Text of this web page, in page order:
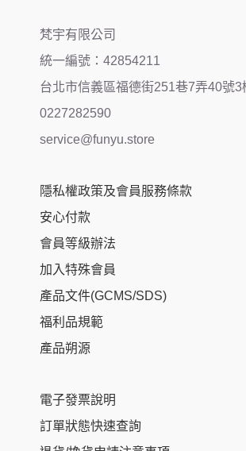
梵宇有限公司
統一編號：42854211
台北市信義區福德街251巷7弄40號3
0227282590
service@funyu.store
隱私權政策及會員服務條款
安心付款
會員等級辦法
加入特殊會員
產品文件(GCMS/SDS)
福利品規範
產品朔源
電子發票說明
訂單狀態快速查詢